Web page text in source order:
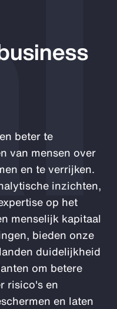
beter te
van mensen over
en te verrijken.
inzichten,
op het
menselijk kapitaal
bieden onze
duidelijkheid
om betere
risico's en
en laten